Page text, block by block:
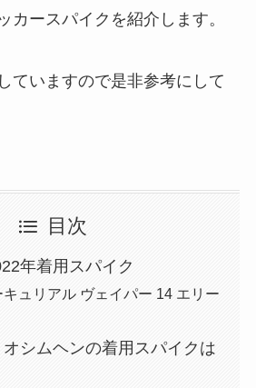
カースパイクを紹介します。
ていますので是非参考にして
目次
年着用スパイク
ュリアル ヴェイパー 14 エリー
オシムヘンの着用スパイクは